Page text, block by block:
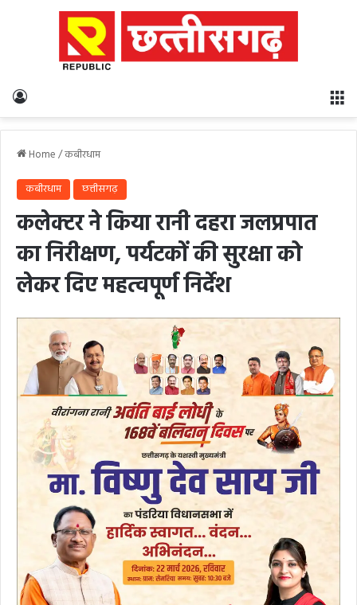
Home/कबीरधाम
कबीरधाम छत्तीसगढ़
कलेक्टर ने किया रानी दहरा जलप्रपात
का निरीक्षण, पर्यटकों की सुरक्षा को
लेकर दिए महत्वपूर्ण निर्देश